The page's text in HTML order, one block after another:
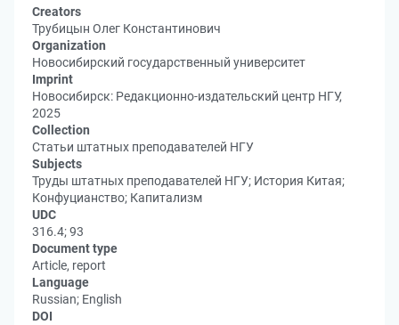
Creators
Трубицын Олег Константинович
Organization
Новосибирский государственный университет
Imprint
Новосибирск: Редакционно-издательский центр НГУ,
2025
Collection
Статьи штатных преподавателей НГУ
Subjects
Труды штатных преподавателей НГУ; История Китая;
Конфуцианство; Капитализм
UDC
316.4; 93
Document type
Article, report
Language
Russian; English
DOI